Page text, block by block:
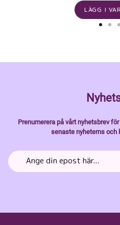
LÄGG I
Prenumerera på vårt nyhetsbrev
senaste nyheterns och